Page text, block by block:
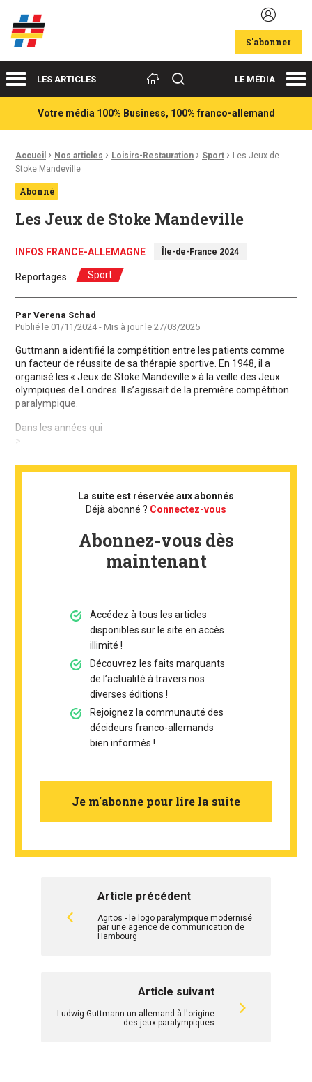
Acteurs du franco-allemand
S'abonner
MenuLES ARTICLES Rechercher LE MÉDIA
Votre média 100% Business, 100% franco-allemand
Fil d'Ariane :
Accueil › Nos articles › Loisirs-Restauration › Sport › Les Jeux de
Stoke Mandeville
Abonné
Les Jeux de Stoke Mandeville
INFOS FRANCE-ALLEMAGNE Île-de-France 2024
Reportages Sport
Auteur
Par Verena Schad
Publié le 01/11/2024- Mis à jour le 27/03/2025
Guttmann a identifié la compétition entre les patients comme
un facteur de réussite de sa thérapie sportive. En 1948, il a
organisé les « Jeux de Stoke Mandeville » à la veille des Jeux
olympiques de Londres. Il s’agissait de la première compétition
paralympique.
Dans les années qui
> ...
La suite est réservée aux abonnés
Déjà abonné ? Connectez-vous
Abonnez-vous dès
maintenant
Accédez à tous les articles
disponibles sur le site en accès
illimité !
Découvrez les faits marquants
de l’actualité à travers nos
diverses éditions !
Rejoignez la communauté des
décideurs franco-allemands
bien informés !
Je m'abonne pour lire la suite
Article précédent
Agitos - le logo paralympique modernisé
par une agence de communication de
Hambourg
Article suivant
Ludwig Guttmann un allemand à l'origine
des jeux paralympiques